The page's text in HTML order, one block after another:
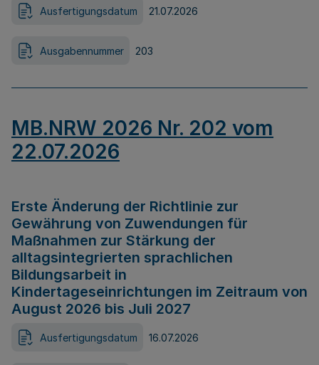
Ausfertigungsdatum 21.07.2026
Ausgabennummer 203
MB.NRW 2026 Nr. 202 vom
22.07.2026
Erste Änderung der Richtlinie zur
Gewährung von Zuwendungen für
Maßnahmen zur Stärkung der
alltagsintegrierten sprachlichen
Bildungsarbeit in
Kindertageseinrichtungen im Zeitraum von
August 2026 bis Juli 2027
Ausfertigungsdatum 16.07.2026